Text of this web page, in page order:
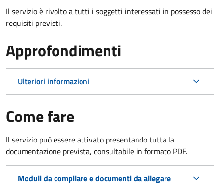
Il servizio è rivolto a tutti i soggetti interessati in possesso dei
requisiti previsti.
Approfondimenti
Ulteriori informazioni
Come fare
Il servizio può essere attivato presentando tutta la
documentazione prevista, consultabile in formato PDF.
Moduli da compilare e documenti da allegare